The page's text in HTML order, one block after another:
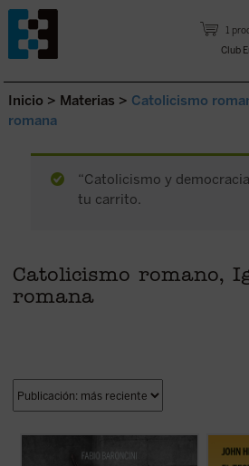
1
Club
Saltar al contenido.
Inicio > Materias > Catolicismo
romana
“Catolicismo y
tu carrito.
Catolicismo romano,
romana
Mis lecturas
, este libro reúne
El